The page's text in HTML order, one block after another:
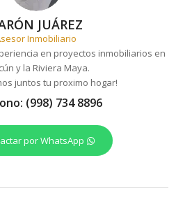
JUÁREZ
Inmobiliario
en proyectos inmobiliarios en
y la Riviera Maya.
juntos tu proximo hogar!
(998) 734 8896
por WhatsApp